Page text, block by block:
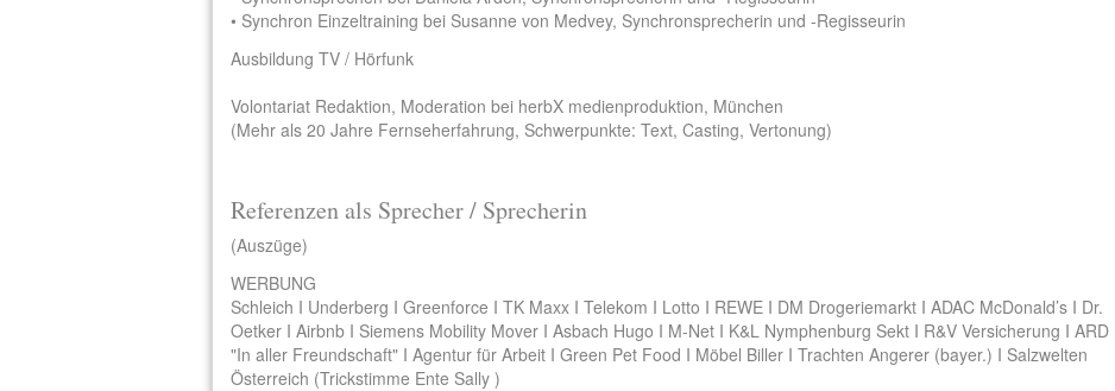
• Synchron Einzeltraining bei Susanne von Medvey, Synchronsprecherin und -Regisseurin
Ausbildung TV / Hörfunk
Volontariat Redaktion, Moderation bei herbX medienproduktion, München
(Mehr als 20 Jahre Fernseherfahrung, Schwerpunkte: Text, Casting, Vertonung)
Referenzen als Sprecher / Sprecherin
(Auszüge)
WERBUNG
Schleich I Underberg I Greenforce I TK Maxx I Telekom I Lotto I REWE I DM Drogeriemarkt I ADAC McDonald’s I Dr.
Oetker I Airbnb I Siemens Mobility Mover I Asbach Hugo I M-Net I K&L Nymphenburg Sekt I R&V Versicherung I ARD
"In aller Freundschaft" I Agentur für Arbeit I Green Pet Food I Möbel Biller I Trachten Angerer (bayer.) I Salzwelten
Österreich (Trickstimme Ente Sally )